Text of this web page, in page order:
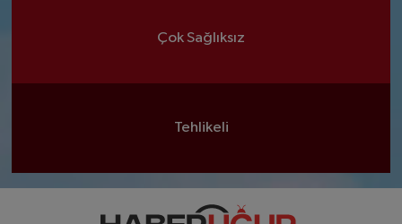
Çok Sağlıksız
Tehlikeli